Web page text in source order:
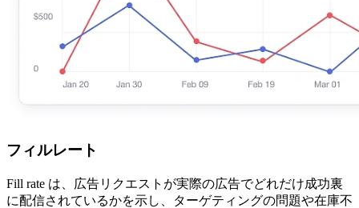
フィルレート
Fill rate は、広告リクエストが実際の広告でどれだけ成功裏
に配信されているかを示し、ターゲティングの問題や在庫不